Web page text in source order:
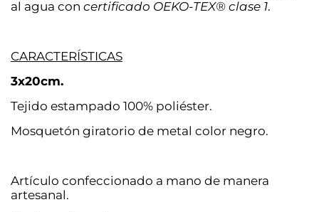
al agua con certificado OEKO-TEX® clase 1.
CARACTERÍSTICAS
3x20cm.
Tejido estampado 100% poliéster.
Mosquetón giratorio de metal color negro.
Artículo confeccionado a mano de manera
artesanal.